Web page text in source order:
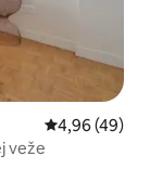
Priemerné
4,96 (49)
veže